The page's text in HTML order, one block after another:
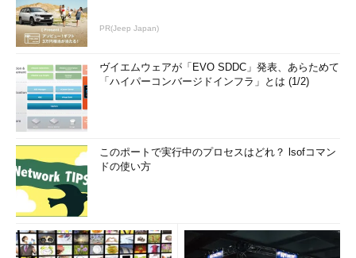
PR(Jeep Japan)
ヴイエムウェアが「EVO SDDC」発表、あらためて
「ハイパーコンバージドインフラ」とは (1/2)
このポートで実行中のプロセスはどれ？ lsofコマン
ドの使い方